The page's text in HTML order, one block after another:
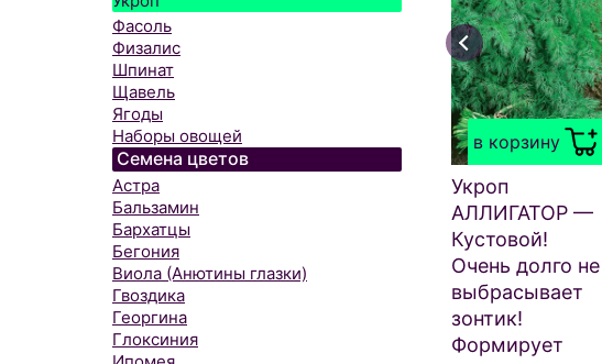
Фасоль
Физалис
Шпинат
Щавель
Ягоды
Наборы овощей
Семена цветов
Астра
Бальзамин
Бархатцы
Бегония
Виола (Анютины глазки)
Гвоздика
Георгина
Глоксиния
в корзину
Укроп
АЛЛИГАТОР —
Кустовой!
Очень долго не
выбрасывает
зонтик!
Формирует